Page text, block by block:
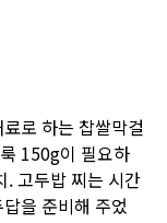
로 하는 찹쌀막걸
150g이 필요하
. 고두밥 찌는 시간
을 준비해 주었